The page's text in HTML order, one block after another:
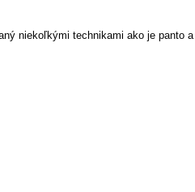
niekoľkými technikami ako je panto